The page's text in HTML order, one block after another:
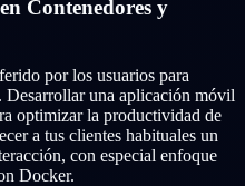
Contenedores y
por los usuarios para
Desarrollar una aplicación móvil
optimizar la productividad de
a tus clientes habituales un
con especial enfoque
Docker.